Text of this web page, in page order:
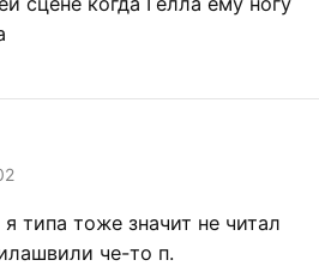
типа тоже значит не читал
че-то п.